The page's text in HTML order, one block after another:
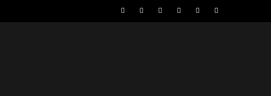
FacebookTwitterLinkedIn
VK YouTubeInstagram